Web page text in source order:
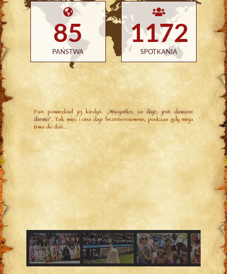
85
PAŃSTWA
1172
SPOTKANIA
Pan powiedział jej kiedyś: „Wszystko, co daję, jest dawane
darmo”. Tak więc i ona daje bezinteresownie, podczas gdy misja
trwa do dziś…